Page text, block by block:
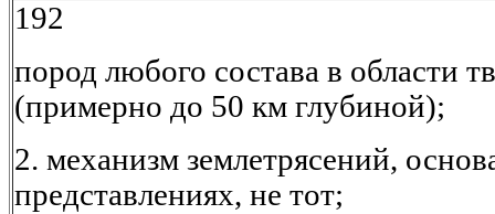
192
пород любого состава в области
(примерно до 50 км глубиной);
2. механизм землетрясений,
представлениях, не тот;